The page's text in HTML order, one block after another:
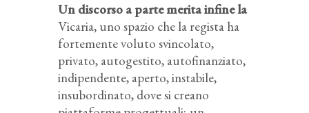
Un discorso a parte merita infine la
Vicaria, uno spazio che la regista ha
fortemente voluto svincolato,
privato, autogestito, autofinanziato,
indipendente, aperto, instabile,
insubordinato, dove si creano